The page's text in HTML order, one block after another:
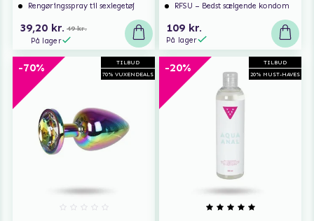
Rengøringsspray til sexlegetøj
39,20 kr. 49 kr.
På lager
RFSU – Bedst sælgende kondom
109 kr.
På lager
TILBUD
70% VUXENDEALS
-70%
TILBUD
20% MUST-HAVES
-20%